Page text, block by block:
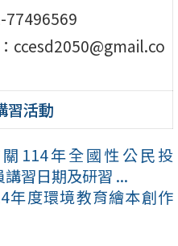
77496569
ccesd2050@gmail.co
習活動
114年全國性公民投
習日期及研習 ...
年度環境教育繪本創作